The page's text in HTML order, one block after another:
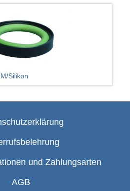
Silikon
und Zahlungsarten
AGB